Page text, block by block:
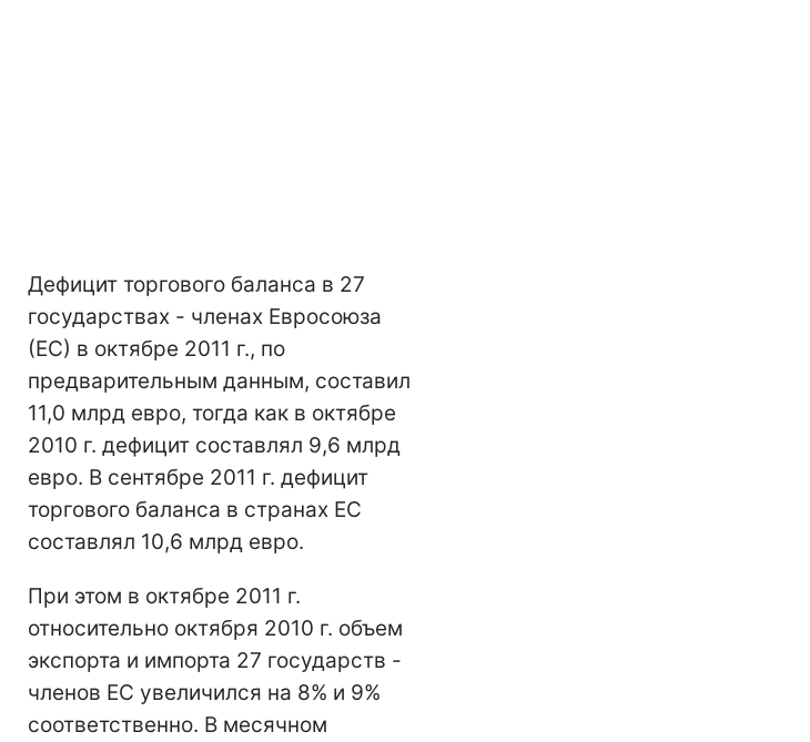
Дефицит торгового баланса в 27
государствах - членах Евросоюза
(ЕС) в октябре 2011 г., по
предварительным данным, составил
11,0 млрд евро, тогда как в октябре
2010 г. дефицит составлял 9,6 млрд
евро. В сентябре 2011 г. дефицит
торгового баланса в странах ЕС
составлял 10,6 млрд евро.
При этом в октябре 2011 г.
относительно октября 2010 г. объем
экспорта и импорта 27 государств -
членов ЕС увеличился на 8% и 9%
соответственно. В месячном